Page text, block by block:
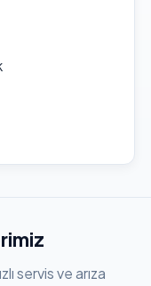
servis ve arıza